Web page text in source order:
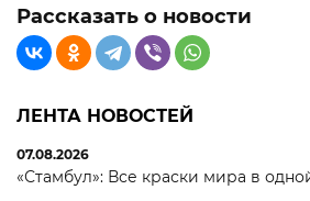
Рассказать о новости
ЛЕНТА НОВОСТЕЙ
07.08.2026
«Стамбул»: Все краски мира в